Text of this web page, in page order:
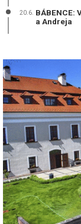
20.6.
a Andreja